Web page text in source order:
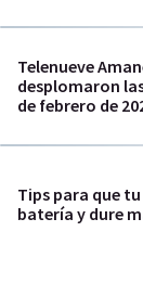
Telenueve
desplomaron
de febrero de
Tips para que
batería y dure